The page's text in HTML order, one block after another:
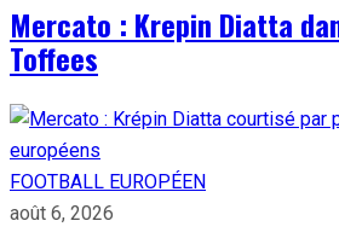
Mercato : Krepin Diatta
Toffees
FOOTBALL EUROPÉEN
août 6, 2026